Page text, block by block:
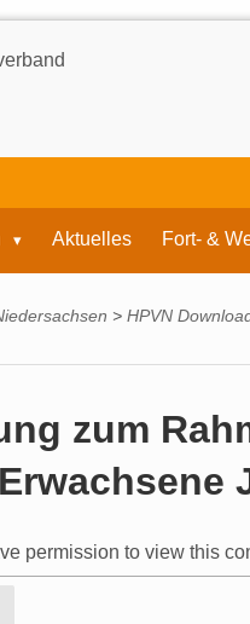
Aktuelles Fort- &
> HPVN
zum
permission to view this